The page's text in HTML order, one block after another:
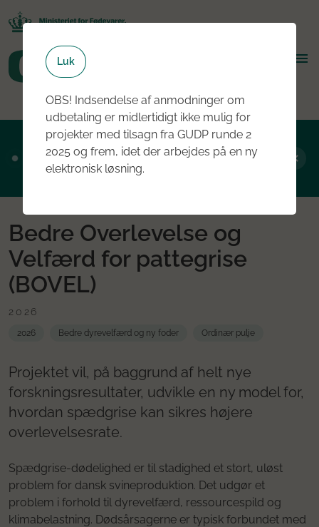
Ansøgningsrunde 2, 2026 er nu åben - læs
mere om rundens fokus her
Bedre Overlevelse og
Velfærd for pattegrise
(BOVEL)
2026
2026 Bedre dyrevelfærd og ny foder Ordinær pulje
Projektet vil, på baggrund af helt nye
forskningsresultater, udvikle en ny model for,
hvordan spædgrise kan sikres højere
overlevelsesrate.
Spædgrise-dødelighed er til stadighed et stort, uløst
problem for dansk svineproduktion. Det udgør et
problem i forhold til dyrevelfærd, ressourcespild og
klimabelastning. Dødsårsagerne er typisk forbundet med
Luk
OBS! Indsendelse af anmodninger om
udbetaling er midlertidigt ikke mulig for
projekter med tilsagn fra GUDP runde 2
2025 og frem, idet der arbejdes på en ny
elektronisk løsning.